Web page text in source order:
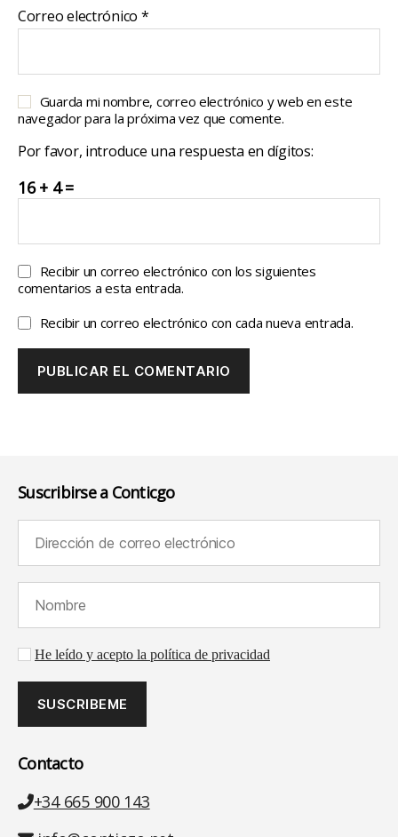
Correo electrónico *
Guarda mi nombre, correo electrónico y web en este
navegador para la próxima vez que comente.
Por favor, introduce una respuesta en dígitos:
16 + 4 =
Recibir un correo electrónico con los siguientes
comentarios a esta entrada.
Recibir un correo electrónico con cada nueva entrada.
Suscribirse a Conticgo
Aceptación de la política de privacidad
He leído y acepto la política de privacidad
Contacto
Teléfono
+34 665 900 143